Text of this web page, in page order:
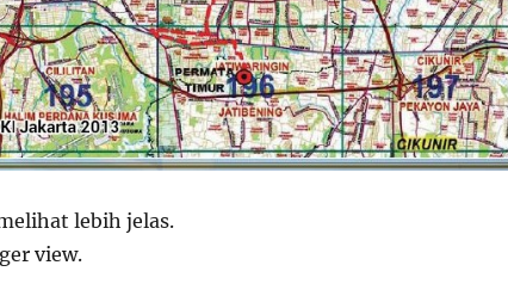
lebih jelas.
view.